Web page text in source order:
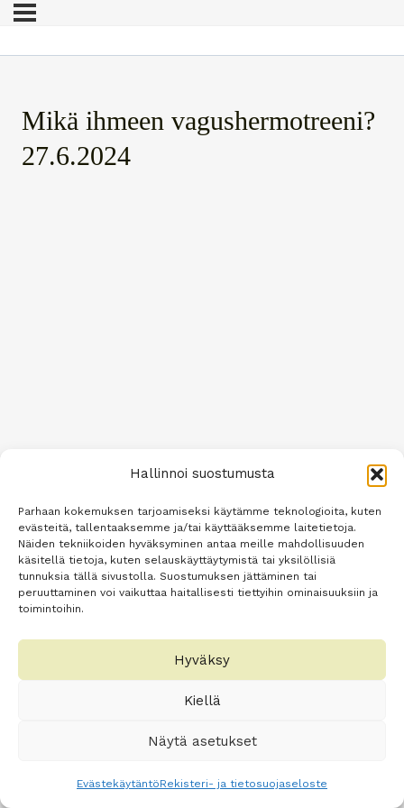
Hallinnoi suostumusta
Parhaan kokemuksen tarjoamiseksi käytämme teknologioita, kuten
evästeitä, tallentaaksemme ja/tai käyttääksemme laitetietoja.
Näiden tekniikoiden hyväksyminen antaa meille mahdollisuuden
käsitellä tietoja, kuten selauskäyttäytymistä tai yksilöllisiä
tunnuksia tällä sivustolla. Suostumuksen jättäminen tai
peruuttaminen voi vaikuttaa haitallisesti tiettyihin ominaisuuksiin ja
toimintoihin.
Hyväksy
Kiellä
Näytä asetukset
EvästekäytäntöRekisteri- ja tietosuojaseloste
Mikä ihmeen vagushermotreeni?
27.6.2024